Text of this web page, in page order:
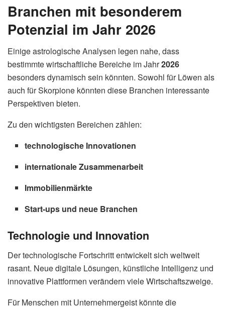
Branchen mit besonderem
Potenzial im Jahr 2026
Einige astrologische Analysen legen nahe, dass
bestimmte wirtschaftliche Bereiche im Jahr2026
besonders dynamisch sein könnten. Sowohl für Löwen als
auch für Skorpione könnten diese Branchen interessante
Perspektiven bieten.
Zu den wichtigsten Bereichen zählen:
technologische Innovationen
internationale Zusammenarbeit
Immobilienmärkte
Start-ups und neue Branchen
Technologie und Innovation
Der technologische Fortschritt entwickelt sich weltweit
rasant. Neue digitale Lösungen, künstliche Intelligenz und
innovative Plattformen verändern viele Wirtschaftszweige.
Für Menschen mit Unternehmergeist könnte die